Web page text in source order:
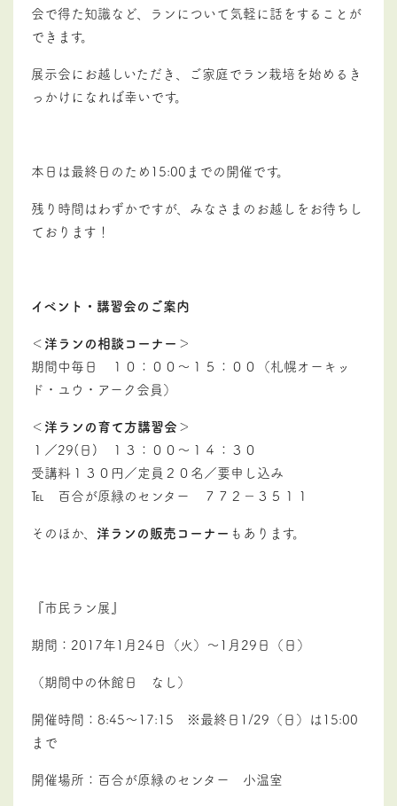
会で得た知識など、ランについて気軽に話をすることが
できます。
展示会にお越しいただき、ご家庭でラン栽培を始めるき
っかけになれば幸いです。
本日は最終日のため15:00までの開催です。
残り時間はわずかですが、みなさまのお越しをお待ちし
ております！
イベント・講習会のご案内
＜洋ランの相談コーナー ＞
期間中毎日 １０：００～１５：００（札幌オーキッ
ド・ユウ・アーク会員）
＜洋ランの育て方講習会＞
１／29(日) １３：００～１４：３０
受講料１３０円／定員２０名／要申し込み
℡ 百合が原緑のセンター ７７２－３５１１
そのほか、 洋ランの販売コーナー もあります。
『市民ラン展』
期間：2017年1月24日（火）～1月29日（日）
（期間中の休館日 なし）
開催時間：8:45～17:15 ※最終日1/29（日）は15:00
まで
開催場所：百合が原緑のセンター 小温室